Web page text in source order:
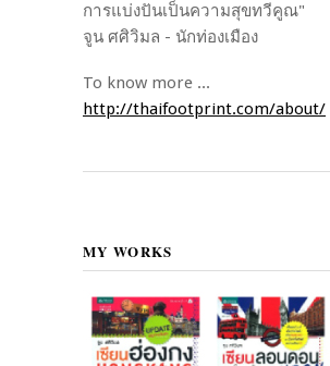
การแบ่งปันเป็นความสุขทวีคูณ"
จูน ศศิวิมล - นักท่องเมือง
To know more ...
http://thaifootprint.com/about/
MY WORKS